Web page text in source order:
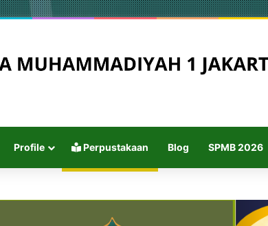
Profile Perpustakaan Blog SPMB 2026